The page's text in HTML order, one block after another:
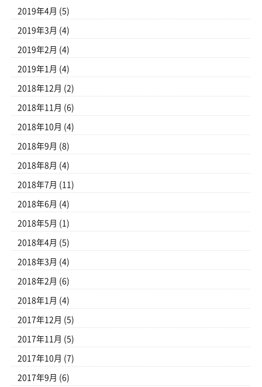
2019年4月 (5)
2019年3月 (4)
2019年2月 (4)
2019年1月 (4)
2018年12月 (2)
2018年11月 (6)
2018年10月 (4)
2018年9月 (8)
2018年8月 (4)
2018年7月 (11)
2018年6月 (4)
2018年5月 (1)
2018年4月 (5)
2018年3月 (4)
2018年2月 (6)
2018年1月 (4)
2017年12月 (5)
2017年11月 (5)
2017年10月 (7)
2017年9月 (6)